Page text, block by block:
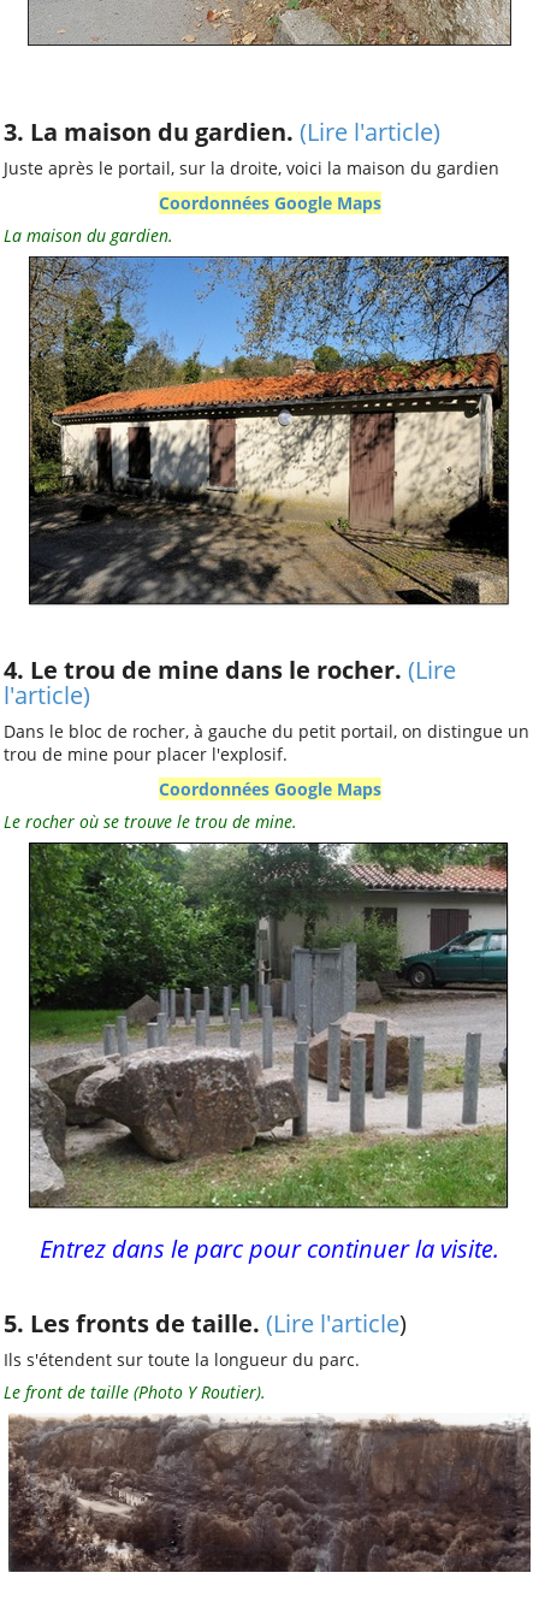
3. La maison du gardien. (Lire l'article)
Juste après le portail, sur la droite, voici la maison du gardien
Coordonnées Google Maps
La maison du gardien.
4. Le trou de mine dans le rocher. (Lire
l'article)
Dans le bloc de rocher, à gauche du petit portail, on distingue un
trou de mine pour placer l'explosif.
Coordonnées Google Maps
Le rocher où se trouve le trou de mine.
Entrez dans le parc pour continuer la visite.
5. Les fronts de taille. (Lire l'article)
Ils s'étendent sur toute la longueur du parc.
Le front de taille (Photo Y Routier).